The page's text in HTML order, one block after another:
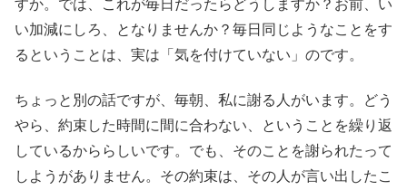
すか。では、これが毎日だったらどうしますか？お前、い
い加減にしろ、となりませんか？毎日同じようなことをす
るということは、実は「気を付けていない」のです。
ちょっと別の話ですが、毎朝、私に謝る人がいます。どう
やら、約束した時間に間に合わない、ということを繰り返
しているかららしいです。でも、そのことを謝られたって
しようがありません。その約束は、その人が言い出したこ